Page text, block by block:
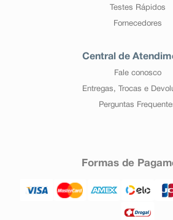
Testes Rápidos
Fornecedores
Central de
Fale conosco
Entregas, Trocas e
Perguntas
Formas de